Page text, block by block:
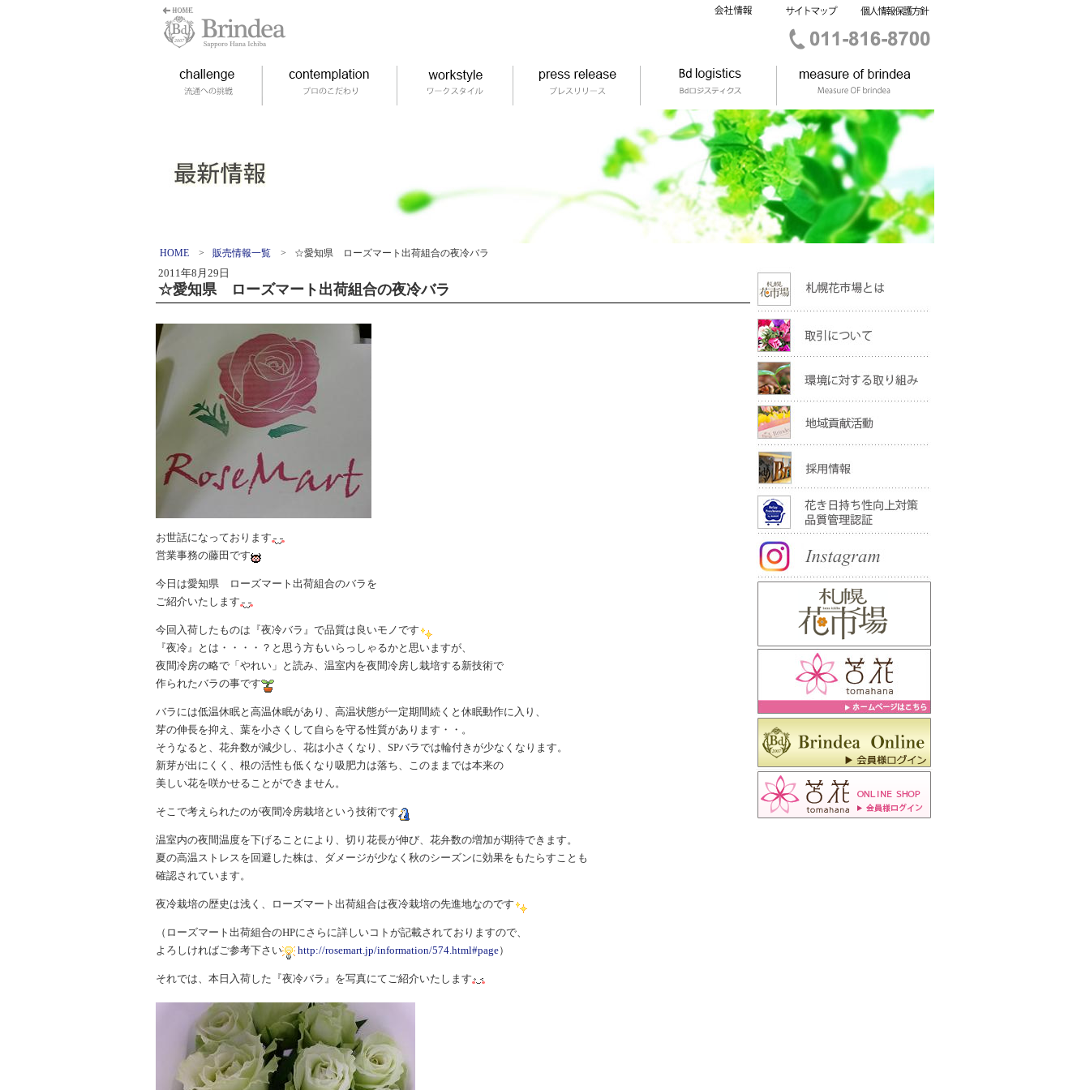
HOME > 販売情報一覧 > ☆愛知県 ローズマート出荷組合の夜冷バラ
2011年8月29日
☆愛知県 ローズマート出荷組合の夜冷バラ
お世話になっております
営業事務の藤田です
今日は愛知県 ローズマート出荷組合のバラを
ご紹介いたします
今回入荷したものは『夜冷バラ』で品質は良いモノです
『夜冷』とは・・・・？と思う方もいらっしゃるかと思いますが、
夜間冷房の略で「やれい」と読み、温室内を夜間冷房し栽培する新技術で
作られたバラの事です
バラには低温休眠と高温休眠があり、高温状態が一定期間続くと休眠動作に入り、
芽の伸長を抑え、葉を小さくして自らを守る性質があります・・。
そうなると、花弁数が減少し、花は小さくなり、SPバラでは輪付きが少なくなります。
新芽が出にくく、根の活性も低くなり吸肥力は落ち、このままでは本来の
美しい花を咲かせることができません。
そこで考えられたのが夜間冷房栽培という技術です
温室内の夜間温度を下げることにより、切り花長が伸び、花弁数の増加が期待できます。
夏の高温ストレスを回避した株は、ダメージが少なく秋のシーズンに効果をもたらすことも
確認されています。
夜冷栽培の歴史は浅く、ローズマート出荷組合は夜冷栽培の先進地なのです
（ローズマート出荷組合のHPにさらに詳しいコトが記載されておりますので、
よろしければご参考下さい
http://rosemart.jp/information/574.html#page）
それでは、本日入荷した『夜冷バラ』を写真にてご紹介いたします